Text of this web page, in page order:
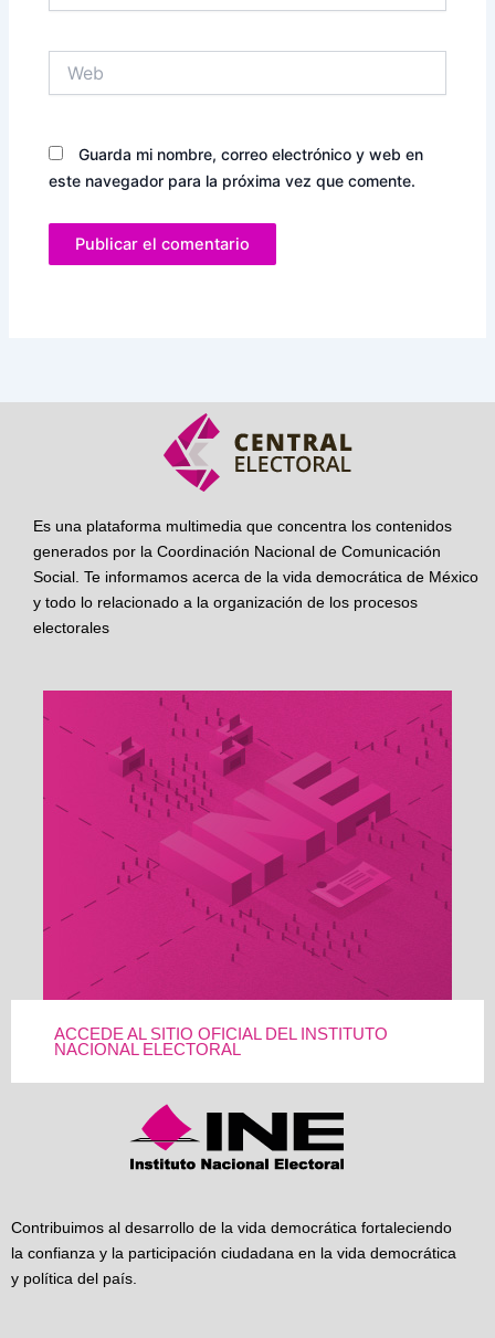
Guarda mi nombre, correo electrónico y web en
este navegador para la próxima vez que comente.
Es una plataforma multimedia que concentra los contenidos
generados por la Coordinación Nacional de Comunicación
Social. Te informamos acerca de la vida democrática de México
y todo lo relacionado a la organización de los procesos
electorales
ACCEDE AL SITIO OFICIAL DEL INSTITUTO
NACIONAL ELECTORAL
Contribuimos al desarrollo de la vida democrática fortaleciendo
la confianza y la participación ciudadana en la vida democrática
y política del país.